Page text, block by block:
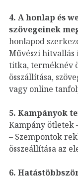
4. A honlap és
szövegeinek
honlapod
Művészi
titka, terméknév
összállítása,
vagy online
5. Kampányok
Kampány ötletek
– Szempontok
összeállítása az
6.